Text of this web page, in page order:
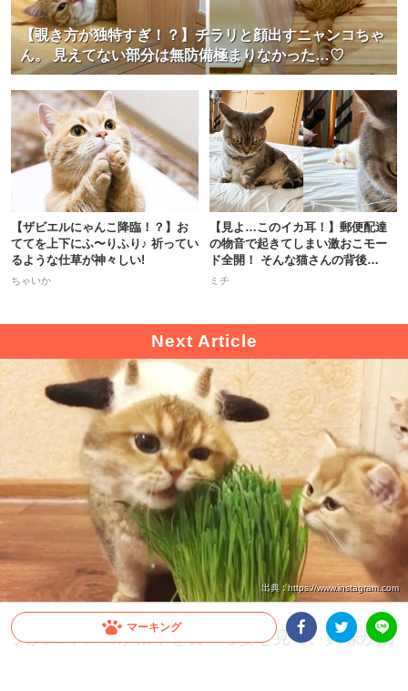
マーキング
【覗き方が独特すぎ！？】チラリと顔出すニャンコちゃ
ん。 見えてない部分は無防備極まりなかった…♡
【ザビエルにゃんこ降臨！？】お
ててを上下にふ〜りふり♪ 祈ってい
るような仕草が神々しい!
ちゃいか
【見よ…このイカ耳！】郵便配達
の物音で起きてしまい激おこモー
ド全開！ そんな猫さんの背後
で！？
ミチ
出典 : https://www.instagram.com
大人ニャンコが猫草を食べる姿を見て、興味が湧